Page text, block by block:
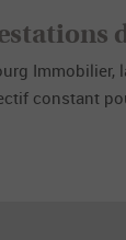
Immobilier,
constant